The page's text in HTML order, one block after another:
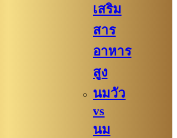
เสริม
สาร
อาหาร
สูง
นมวัว
vs
นม